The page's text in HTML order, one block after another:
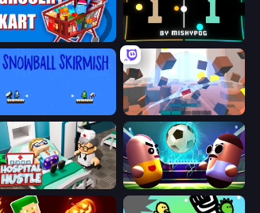
Grocery Kart Paddle Battle
Cubic Rush
Hospital Hustle Pill Soccer